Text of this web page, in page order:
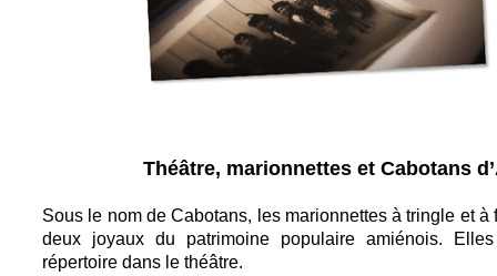
Théâtre, marionnettes et Cabotans
Sous le nom de Cabotans, les marionnettes à tringle et
deux joyaux du patrimoine populaire amiénois.
répertoire dans le théâtre.